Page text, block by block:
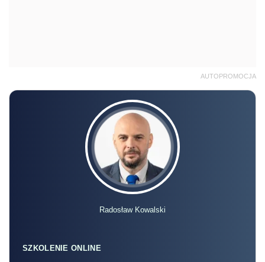
AUTOPROMOCJA
Radosław Kowalski
SZKOLENIE ONLINE